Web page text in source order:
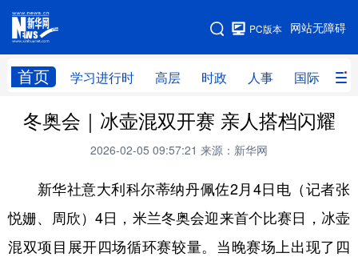
网站无障碍
PC版本
首页 学习进行时 高层 时政 人事 国际 财
网站地图
学习进行时 高层 时政 人事
财经 网评
台湾 思客智库 全球连线 教育
科技 科创 量子 体育
文化 书画 健康 军事
冬奥会｜冰壶混双开赛 亲人搭档闪耀
2026-02-05 09:57:21 来源：新华网
新华社意大利科尔蒂纳丹佩佐2月4日电（记者张
悦姗、周欣）4日，米兰冬奥会迎来首个比赛日，冰壶
混双项目展开四场循环赛较量。当晚赛场上出现了四